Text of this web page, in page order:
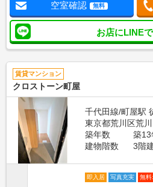
空室確認 無料
お店にLINE
賃貸マンション
クロストーン町屋
千代田線/町屋駅
東京都荒川区荒
築年数
築13
建物階数
3階
即入居 写真充実 無料